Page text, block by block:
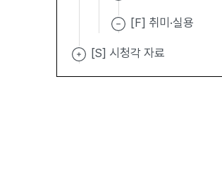
[F] 취미·실용
[S] 시청각 자료